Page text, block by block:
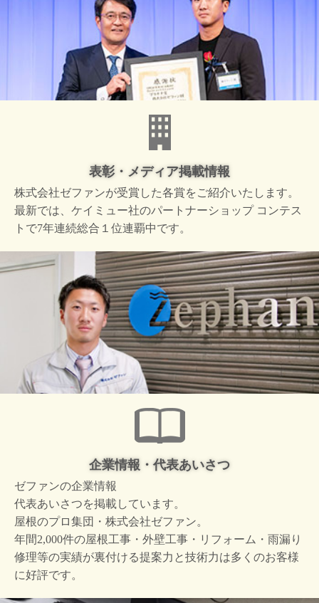
表彰・メディア掲載情報
株式会社ゼファンが受賞した各賞をご紹介いたします。
最新では、ケイミュー社のパートナーショップ コンテス
トで7年連続総合１位連覇中です。
企業情報・代表あいさつ
ゼファンの企業情報
代表あいさつを掲載しています。
屋根のプロ集団・株式会社ゼファン。
年間2,000件の屋根工事・外壁工事・リフォーム・雨漏り
修理等の実績が裏付ける提案力と技術力は多くのお客様
に好評です。